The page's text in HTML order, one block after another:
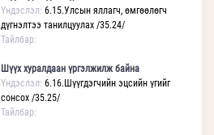
Үндэслэл: 6.15.Улсын яллагч, өмгөөлөгч
дүгнэлтээ танилцуулах /35.24/
Тайлбар:
Шүүх хуралдаан үргэлжилж байна
Үндэслэл: 6.16.Шүүгдэгчийн эцсийн үгийг
сонсох /35.25/
Тайлбар: